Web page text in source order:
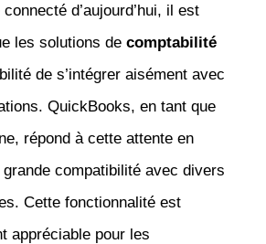
d’aujourd’hui, il est
les solutions de comptabilité
de s’intégrer aisément avec
QuickBooks, en tant que
répond à cette attente en
compatibilité avec divers
Cette fonctionnalité est
appréciable pour les